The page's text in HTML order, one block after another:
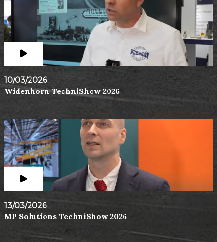
10/03/2026
Widenhorn TechniShow 2026
13/03/2026
MP Solutions TechniShow 2026